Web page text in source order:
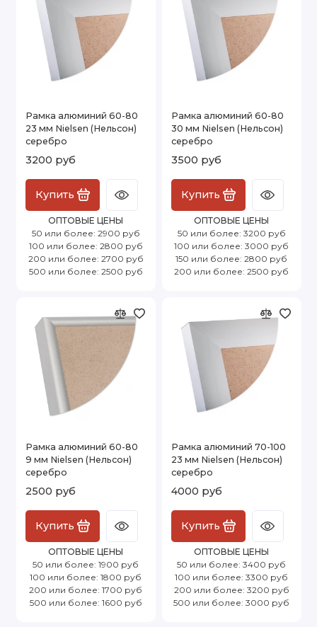
Рамка алюминий 60-80
23 мм Nielsen (Нельсон)
серебро
3200 руб
Купить
ОПТОВЫЕ ЦЕНЫ
50 или более: 2900 руб
100 или более: 2800 руб
200 или более: 2700 руб
500 или более: 2500 руб
Рамка алюминий 60-80
30 мм Nielsen (Нельсон)
серебро
3500 руб
Купить
ОПТОВЫЕ ЦЕНЫ
50 или более: 3200 руб
100 или более: 3000 руб
150 или более: 2800 руб
200 или более: 2500 руб
Рамка алюминий 60-80
9 мм Nielsen (Нельсон)
серебро
2500 руб
Купить
ОПТОВЫЕ ЦЕНЫ
50 или более: 1900 руб
100 или более: 1800 руб
200 или более: 1700 руб
500 или более: 1600 руб
Рамка алюминий 70-100
23 мм Nielsen (Нельсон)
серебро
4000 руб
Купить
ОПТОВЫЕ ЦЕНЫ
50 или более: 3400 руб
100 или более: 3300 руб
200 или более: 3200 руб
500 или более: 3000 руб